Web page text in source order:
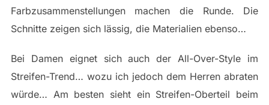
Farbzusammenstellungen machen die Runde. Die
Schnitte zeigen sich lässig, die Materialien ebenso…
Bei Damen eignet sich auch der All-Over-Style im
Streifen-Trend… wozu ich jedoch dem Herren abraten
würde… Am besten sieht ein Streifen-Oberteil beim